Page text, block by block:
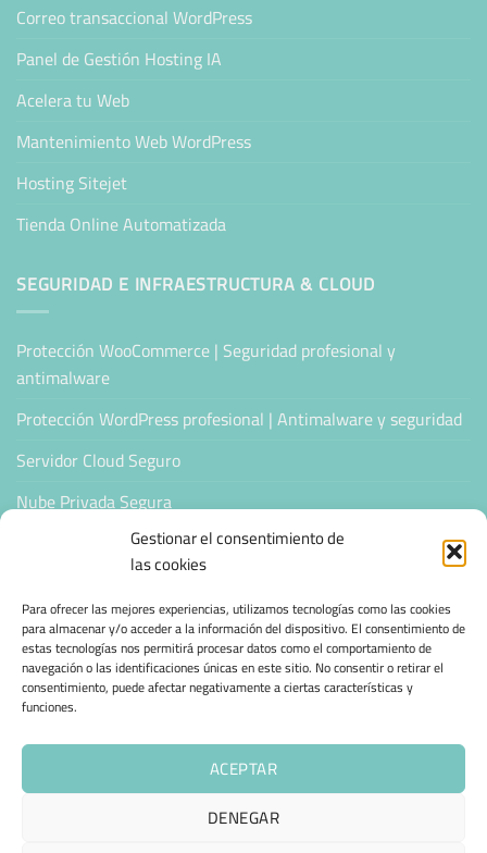
Gestionar el consentimiento de
las cookies
Para ofrecer las mejores experiencias, utilizamos tecnologías como las cookies
para almacenar y/o acceder a la información del dispositivo. El consentimiento de
estas tecnologías nos permitirá procesar datos como el comportamiento de
navegación o las identificaciones únicas en este sitio. No consentir o retirar el
consentimiento, puede afectar negativamente a ciertas características y
funciones.
ACEPTAR
DENEGAR
Correo transaccional WordPress
Panel de Gestión Hosting IA
Acelera tu Web
Mantenimiento Web WordPress
Hosting Sitejet
Tienda Online Automatizada
SEGURIDAD E INFRAESTRUCTURA & CLOUD
Protección WooCommerce | Seguridad profesional y
antimalware
Protección WordPress profesional | Antimalware y seguridad
Servidor Cloud Seguro
Nube Privada Segura
CONFIANZA & ESPECIALIZACIÓN
Sello de Confianza
Empresas Verificadas +100 Protocolos Online
Migración desde otro proveedor
Hosting ecológico + IA
Hosting Empresarial 360